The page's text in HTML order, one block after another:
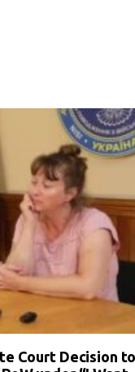
Court Decision to